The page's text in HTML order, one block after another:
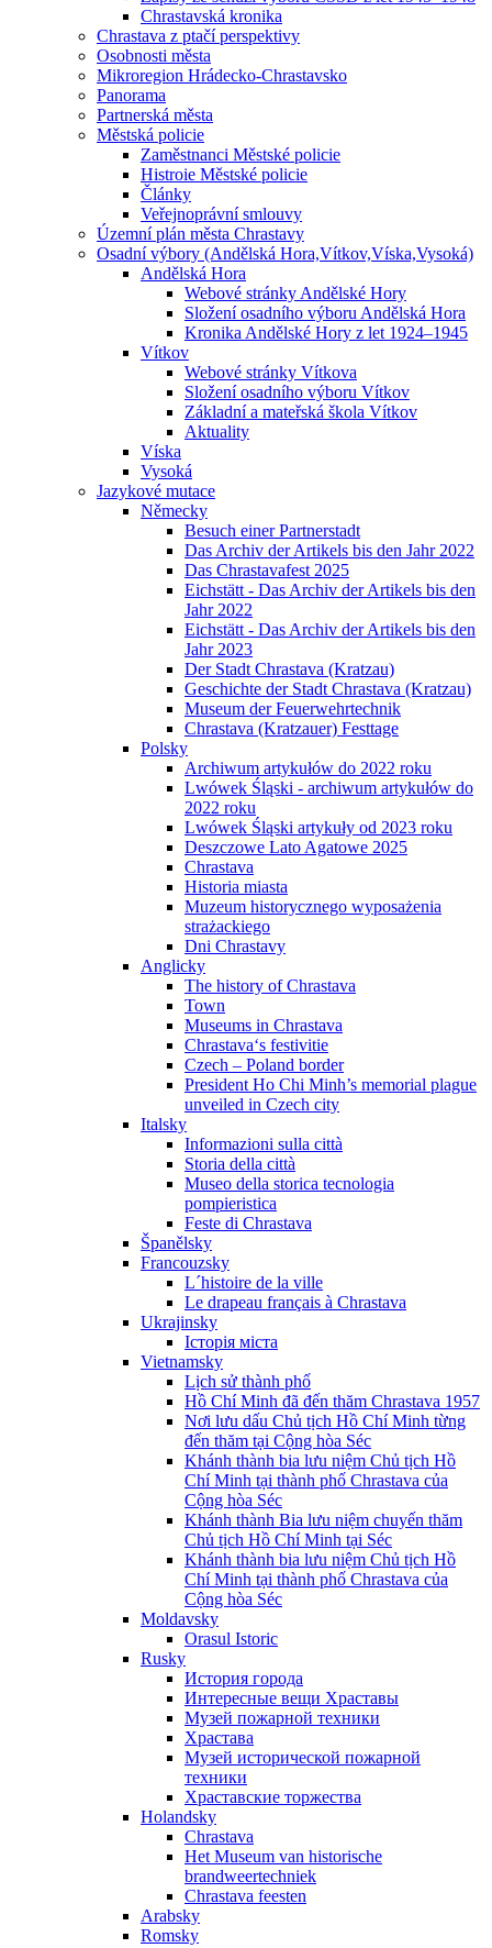
Chrastavská kronika
Chrastava z ptačí perspektivy
Osobnosti města
Mikroregion Hrádecko-Chrastavsko
Panorama
Partnerská města
Městská policie
Zaměstnanci Městské policie
Histroie Městské policie
Články
Veřejnoprávní smlouvy
Územní plán města Chrastavy
Osadní výbory (Andělská Hora,Vítkov,Víska,Vysoká)
Andělská Hora
Webové stránky Andělské Hory
Složení osadního výboru Andělská Hora
Kronika Andělské Hory z let 1924–1945
Vítkov
Webové stránky Vítkova
Složení osadního výboru Vítkov
Základní a mateřská škola Vítkov
Aktuality
Víska
Vysoká
Jazykové mutace
Německy
Besuch einer Partnerstadt
Das Archiv der Artikels bis den Jahr 2022
Das Chrastavafest 2025
Eichstätt - Das Archiv der Artikels bis den
Jahr 2022
Eichstätt - Das Archiv der Artikels bis den
Jahr 2023
Der Stadt Chrastava (Kratzau)
Geschichte der Stadt Chrastava (Kratzau)
Museum der Feuerwehrtechnik
Chrastava (Kratzauer) Festtage
Polsky
Archiwum artykułów do 2022 roku
Lwówek Śląski - archiwum artykułów do
2022 roku
Lwówek Śląski artykuły od 2023 roku
Deszczowe Lato Agatowe 2025
Chrastava
Historia miasta
Muzeum historycznego wyposażenia
strażackiego
Dni Chrastavy
Anglicky
The history of Chrastava
Town
Museums in Chrastava
Chrastava‘s festivitie
Czech – Poland border
President Ho Chi Minh’s memorial plague
unveiled in Czech city
Italsky
Informazioni sulla città
Storia della città
Museo della storica tecnologia
pompieristica
Feste di Chrastava
Španělsky
Francouzsky
L´histoire de la ville
Le drapeau français à Chrastava
Ukrajinsky
Історія міста
Vietnamsky
Lịch sử thành phố
Hồ Chí Minh đã đến thăm Chrastava 1957
Nơi lưu dấu Chủ tịch Hồ Chí Minh từng
đến thăm tại Cộng hòa Séc
Khánh thành bia lưu niệm Chủ tịch Hồ
Chí Minh tại thành phố Chrastava của
Cộng hòa Séc
Khánh thành Bia lưu niệm chuyến thăm
Chủ tịch Hồ Chí Minh tại Séc
Khánh thành bia lưu niệm Chủ tịch Hồ
Chí Minh tại thành phố Chrastava của
Cộng hòa Séc
Moldavsky
Orasul Istoric
Rusky
История города
Интересные вещи Храставы
Музей пожарной техники
Храстава
Музей исторической пожарной
техники
Храставские торжества
Holandsky
Chrastava
Het Museum van historische
brandweertechniek
Chrastava feesten
Arabsky
Romsky